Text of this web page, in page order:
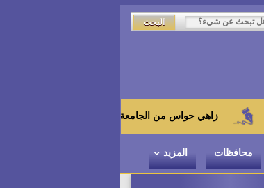
حواس من الجامعة اليابانية : "توت عنخ آمون" هو بطل المتحف
محافظات المزيد